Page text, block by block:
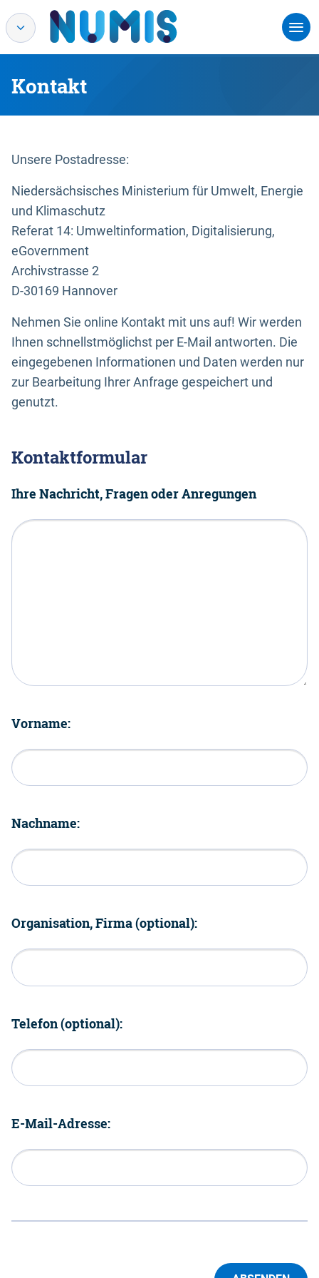
Kontakt
Unsere Postadresse:
Niedersächsisches Ministerium für Umwelt, Energie
und Klimaschutz
Referat 14: Umweltinformation, Digitalisierung,
eGovernment
Archivstrasse 2
D-30169 Hannover
Nehmen Sie online Kontakt mit uns auf! Wir werden
Ihnen schnellstmöglichst per E-Mail antworten. Die
eingegebenen Informationen und Daten werden nur
zur Bearbeitung Ihrer Anfrage gespeichert und
genutzt.
Kontaktformular
Ihre Nachricht, Fragen oder Anregungen
Vorname:
Nachname:
Organisation, Firma (optional):
Telefon (optional):
E-Mail-Adresse: